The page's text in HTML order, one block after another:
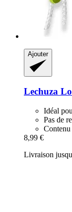
Ajouter
Lechuza
Idéal
Pas de
Contenu
8,99 €
Livraison